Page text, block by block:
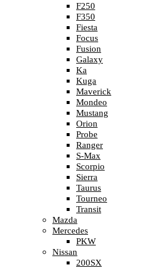
F250
F350
Fiesta
Focus
Fusion
Galaxy
Ka
Kuga
Maverick
Mondeo
Mustang
Orion
Probe
Ranger
S-Max
Scorpio
Sierra
Taurus
Tourneo
Transit
Mazda
Mercedes
PKW
Nissan
200SX